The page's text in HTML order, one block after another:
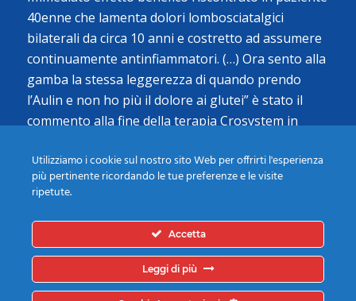
40enne che lamenta dolori lombosciatalgici
bilaterali da circa 10 anni e costretto ad assumere
continuamente antinfiammatori. (…) Ora sento alla
gamba la stessa leggerezza di quando prendo
l’Aulin e non ho più il dolore ai glutei” è stato il
commento alla fine della terapia Crosystem in
Alessandro (Tree Climber)
Utilizziamo i cookie sul nostro sito Web per offrirti l'esperienza
più pertinente ricordando le tue preferenze e le visite
ripetute.
Accetta
Leggi di più